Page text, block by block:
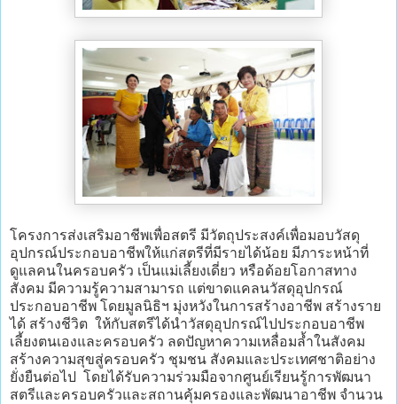
โครงการส่งเสริมอาชีพเพื่อสตรี มีวัตถุประสงค์เพื่อมอบวัสดุ
อุปกรณ์ประกอบอาชีพให้แก่สตรีที่มีรายได้น้อย มีภาระหน้าที่
ดูแลคนในครอบครัว เป็นแม่เลี้ยงเดี่ยว หรือด้อยโอกาสทาง
สังคม มีความรู้ความสามารถ แต่ขาดแคลนวัสดุอุปกรณ์
ประกอบอาชีพ โดยมูลนิธิฯ มุ่งหวังในการสร้างอาชีพ สร้างราย
ได้ สร้างชีวิต ให้กับสตรีได้นำวัสดุอุปกรณ์ไปประกอบอาชีพ
เลี้ยงตนเองและครอบครัว ลดปัญหาความเหลื่อมล้ำในสังคม
สร้างความสุขสู่ครอบครัว ชุมชน สังคมและประเทศชาติอย่าง
ยั่งยืนต่อไป โดยได้รับความร่วมมือจากศูนย์เรียนรู้การพัฒนา
สตรีและครอบครัวและสถานคุ้มครองและพัฒนาอาชีพ จำนวน